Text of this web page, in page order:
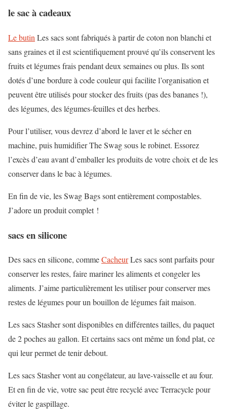
le sac à cadeaux
Le butin Les sacs sont fabriqués à partir de coton non blanchi et
sans graines et il est scientifiquement prouvé qu’ils conservent les
fruits et légumes frais pendant deux semaines ou plus. Ils sont
dotés d’une bordure à code couleur qui facilite l’organisation et
peuvent être utilisés pour stocker des fruits (pas des bananes !),
des légumes, des légumes-feuilles et des herbes.
Pour l’utiliser, vous devrez d’abord le laver et le sécher en
machine, puis humidifier The Swag sous le robinet. Essorez
l’excès d’eau avant d’emballer les produits de votre choix et de les
conserver dans le bac à légumes.
En fin de vie, les Swag Bags sont entièrement compostables.
J’adore un produit complet !
sacs en silicone
Des sacs en silicone, commeCacheurLes sacs sont parfaits pour
conserver les restes, faire mariner les aliments et congeler les
aliments. J’aime particulièrement les utiliser pour conserver mes
restes de légumes pour un bouillon de légumes fait maison.
Les sacs Stasher sont disponibles en différentes tailles, du paquet
de 2 poches au gallon. Et certains sacs ont même un fond plat, ce
qui leur permet de tenir debout.
Les sacs Stasher vont au congélateur, au lave-vaisselle et au four.
Et en fin de vie, votre sac peut être recyclé avec Terracycle pour
éviter le gaspillage.